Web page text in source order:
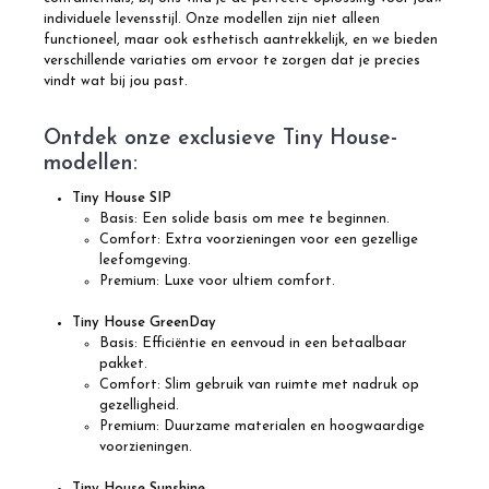
individuele levensstijl. Onze modellen zijn niet alleen
functioneel, maar ook esthetisch aantrekkelijk, en we bieden
verschillende variaties om ervoor te zorgen dat je precies
vindt wat bij jou past.
Ontdek onze exclusieve Tiny House-
modellen:
Tiny House SIP
Basis: Een solide basis om mee te beginnen.
Comfort: Extra voorzieningen voor een gezellige
leefomgeving.
Premium: Luxe voor ultiem comfort.
Tiny House GreenDay
Basis: Efficiëntie en eenvoud in een betaalbaar
pakket.
Comfort: Slim gebruik van ruimte met nadruk op
gezelligheid.
Premium: Duurzame materialen en hoogwaardige
voorzieningen.